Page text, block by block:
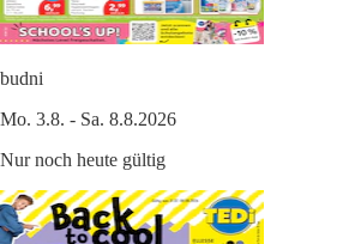
budni
Mo. 3.8. - Sa. 8.8.2026
Nur noch heute gültig